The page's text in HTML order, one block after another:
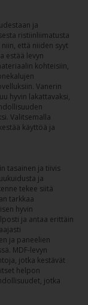
ja
ristiinliimatusta
että niiden syyt
estää levyn
kohteisiin,
Vanerin
hyvin lakattavaksi,
Valitsemalla
käyttöä ja
tasainen ja tiivis
ja
tekee siitä
tarkkaa
hyvin
ja antaa erittäin
ja paneelien
MDF-levyn
jotka kestävät
helpon
jotka